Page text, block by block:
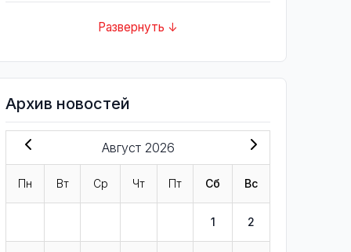
Развернуть ↓
Архив новостей
Август 2026
Пн Вт Ср Чт Пт Сб Вс
1 2